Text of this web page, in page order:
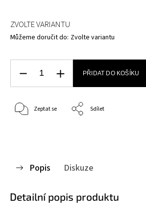
ZVOLTE VARIANTU
Můžeme doručit do: Zvolte variantu
PŘIDAT DO KOŠÍKU
Zeptat se Sdílet
Popis Diskuze
Detailní popis produktu